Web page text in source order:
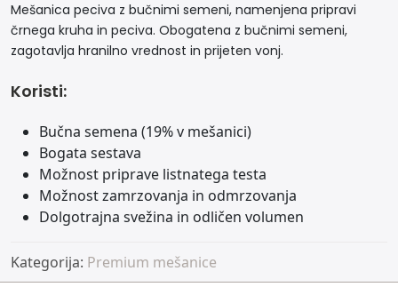
Mešanica peciva z bučnimi semeni, namenjena pripravi
črnega kruha in peciva. Obogatena z bučnimi semeni,
zagotavlja hranilno vrednost in prijeten vonj.
Koristi:
Bučna semena (19% v mešanici)
Bogata sestava
Možnost priprave listnatega testa
Možnost zamrzovanja in odmrzovanja
Dolgotrajna svežina in odličen volumen
Kategorija: Premium mešanice